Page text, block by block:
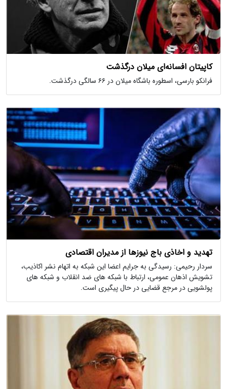
کاپیتان افسانه‌ای میلان درگذشت
فرانکو بارسی، اسطوره باشگاه میلان در ۶۶ سالگی درگذشت.
تهدید و اخاذی باج نیوزها از مدیران اقتصادی
سردار رحیمی: رسیدگی به جرایم اعضا این شبکه به اتهام نشر اکاذیب،
تشویش اذهان عمومی، ارتباط با شبکه های ضد انقلاب و شبکه های
پولشویی در مرجع قضایی در حال پیگیری است.